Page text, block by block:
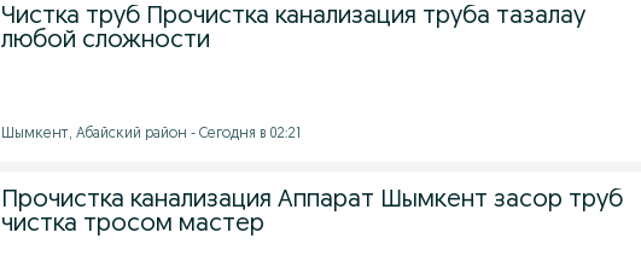
Чистка труб Прочистка канализация труба тазалау
любой сложности
Шымкент, Абайский район - Сегодня в 02:21
Прочистка канализация Аппарат Шымкент засор труб
чистка тросом мастер